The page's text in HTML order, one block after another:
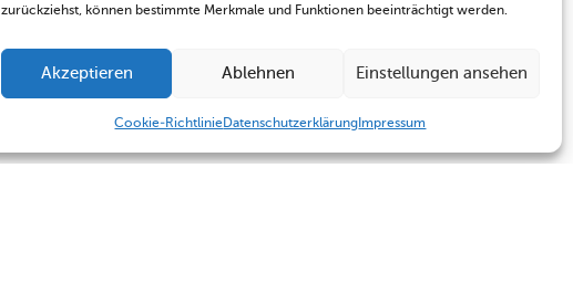
zurückziehst, können bestimmte Merkmale und Funktionen beeinträchtigt werden.
Akzeptieren Ablehnen Einstellungen ansehen
Cookie-RichtlinieDatenschutzerklärung Impressum